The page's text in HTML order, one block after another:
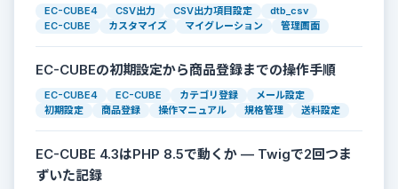
EC-CUBE4 CSV出力 CSV出力項目設定
dtb_csv
EC-CUBE
カスタマイズ マイグレーション 管理画面
EC-CUBEの初期設定から商品登録までの操作手順
EC-CUBE4 EC-CUBE カテゴリ登録
メール設定
初期設定
商品登録 操作マニュアル 規格管理 送料設定
EC-CUBE 4.3はPHP 8.5で動くか — Twigで2回つま
ずいた記録